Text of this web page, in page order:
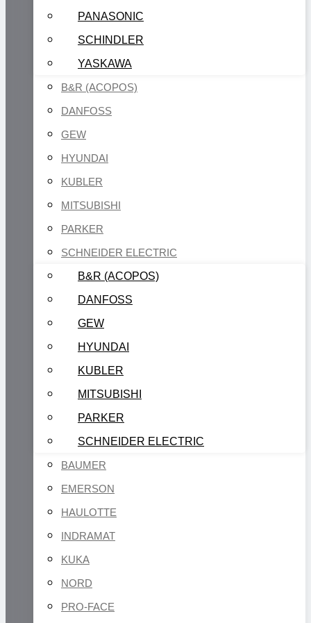
PANASONIC
SCHINDLER
YASKAWA
B&R (ACOPOS)
DANFOSS
GEW
HYUNDAI
KUBLER
MITSUBISHI
PARKER
SCHNEIDER ELECTRIC
B&R (ACOPOS)
DANFOSS
GEW
HYUNDAI
KUBLER
MITSUBISHI
PARKER
SCHNEIDER ELECTRIC
BAUMER
EMERSON
HAULOTTE
INDRAMAT
KUKA
NORD
PRO-FACE